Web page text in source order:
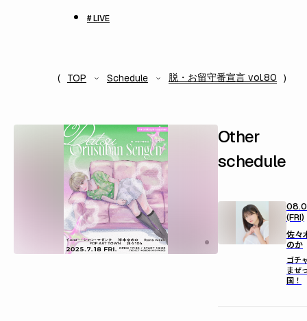
# LIVE
TOP Schedule 脱・お留守番宣言 vol.80
Other
schedule
(FRI)
佐々
のか
ゴチ
まぜ
国！